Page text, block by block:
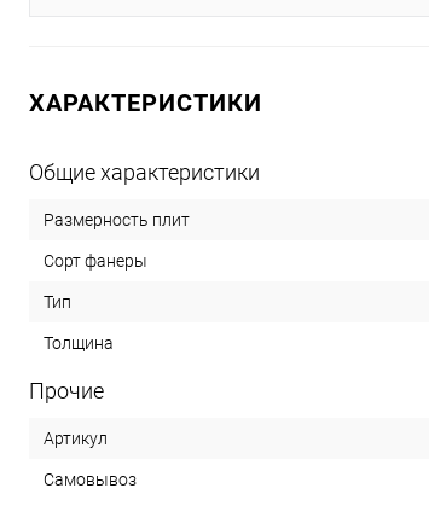
ХАРАКТЕРИСТИКИ
Общие характеристики
Размерность плит
Сорт фанеры
Тип
Толщина
Прочие
Артикул
Самовывоз